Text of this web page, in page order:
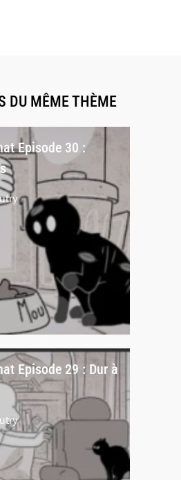
DU MÊME THÈME
Episode 30 :
Episode 29 : Dur à